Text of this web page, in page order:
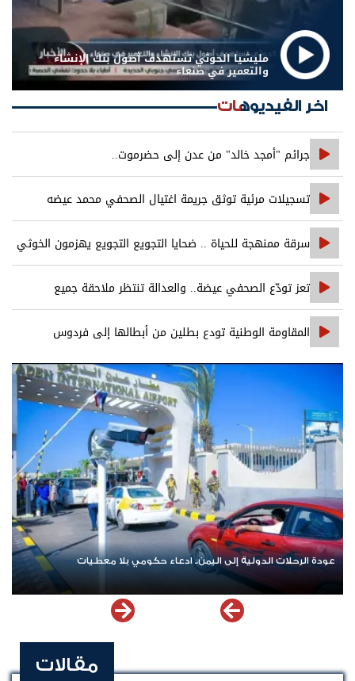
مليشيا الحوثي تستهدف أصول بنك الإنشاء
والتعمير في صنعاء
اخر الفيديوهات
جرائم "أمجد خالد" من عدن إلى حضرموت..
تسجيلات مرئية توثق جريمة اغتيال الصحفي محمد عيضه
سرقة ممنهجة للحياة .. ضحايا التجويع التجويع يهزمون الخوثي
تعز تودّع الصحفي عيضة.. والعدالة تنتظر ملاحقة جميع
المتورطين
المقاومة الوطنية تودع بطلين من أبطالها إلى فردوس
الشهداء في المخا
عودة الرحلات الدولية إلى اليمن.. ادعاء حكومي بلا معطيات
مقالات